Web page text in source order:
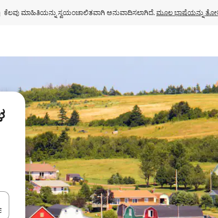
ಕೆಲವು ಮಾಹಿತಿಯನ್ನು ಸ್ವಯಂಚಾಲಿತವಾಗಿ ಅನುವಾದಿಸಲಾಗಿದೆ. ಮೂಲ ಭಾಷೆಯನ್ನು
ನ್ಯಾವಿಗೇಟ್ ಮಾಡಿ ಅಥವಾ ಸ್ಪರ್ಶ ಅಥವಾ ಸ್ವೈಪ್ ಗೆಸ್ಚರ್‌ಗಳ ಮೂಲಕ ಅನ್ವೇಷಿಸಿ.